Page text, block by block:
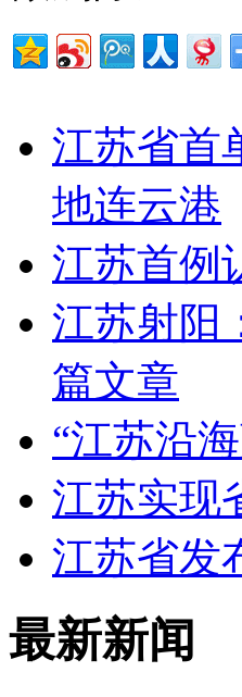
江苏省首
地连云港
江苏首例
江苏射阳
篇文章
“江苏沿
江苏实现
江苏省发
最新新闻